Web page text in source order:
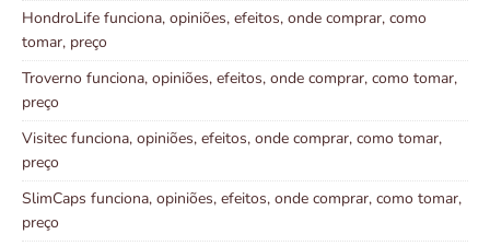
HondroLife funciona, opiniões, efeitos, onde comprar, como
tomar, preço
Troverno funciona, opiniões, efeitos, onde comprar, como tomar,
preço
Visitec funciona, opiniões, efeitos, onde comprar, como tomar,
preço
SlimCaps funciona, opiniões, efeitos, onde comprar, como tomar,
preço